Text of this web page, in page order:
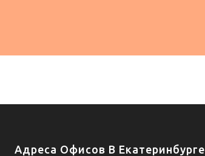
Адреса Офисов В Екатеринбурге